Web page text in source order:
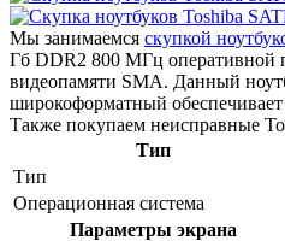
Мы занимаемся скупкой
Гб DDR2 800 МГц оперативной
видеопамяти SMA. Данный
широкоформатный
Также покупаем неисправные
Тип
Тип
Операционная система
Параметры экрана